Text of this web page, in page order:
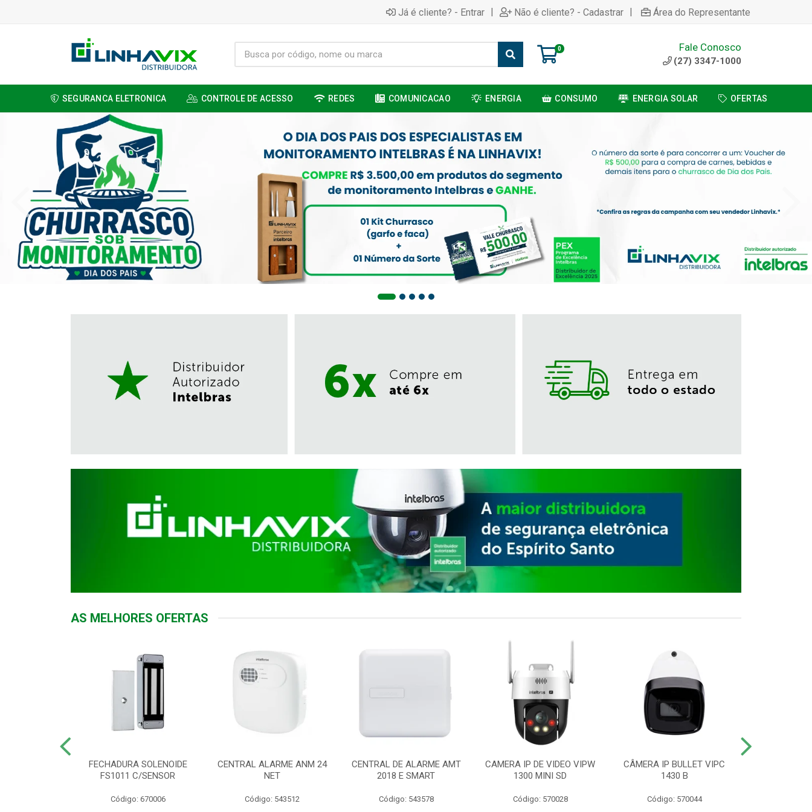
Já é cliente? - Entrar | Não é cliente? - Cadastrar | Área do Representante
0 Fale Conosco
(27) 3347-1000
SEGURANCA ELETRONICA CONTROLE DE ACESSO REDES COMUNICACAO ENERGIA CONSUMO ENERGIA SOLAR OFERTAS
AS MELHORES OFERTAS
FECHADURA SOLENOIDE
FS1011 C/SENSOR
Código: 670006
CENTRAL ALARME ANM 24
NET
Código: 543512
CENTRAL DE ALARME AMT
2018 E SMART
Código: 543578
CAMERA IP DE VIDEO VIPW
1300 MINI SD
Código: 570028
CÂMERA IP BULLET VIPC
1430 B
Código: 570044